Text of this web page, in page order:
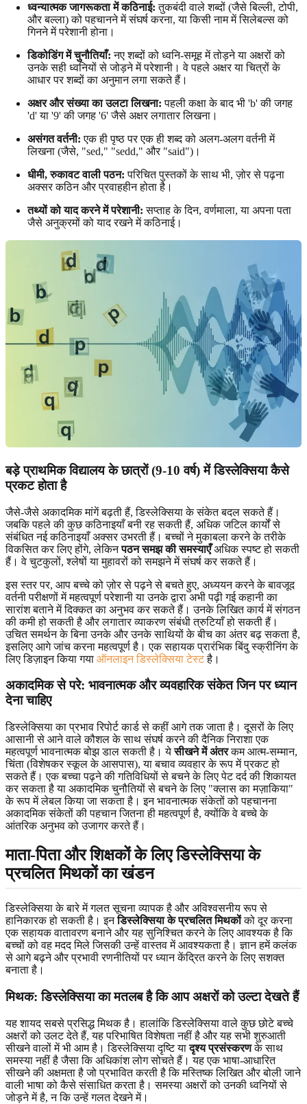
ध्वन्यात्मक जागरूकता में कठिनाई: तुकबंदी वाले शब्दों (जैसे बिल्ली, टोपी,
और बल्ला) को पहचानने में संघर्ष करना, या किसी नाम में सिलेबल्स को
गिनने में परेशानी होना।
डिकोडिंग में चुनौतियाँ: नए शब्दों को ध्वनि-समूह में तोड़ने या अक्षरों को
उनके सही ध्वनियों से जोड़ने में परेशानी। वे पहले अक्षर या चित्रों के
आधार पर शब्दों का अनुमान लगा सकते हैं।
अक्षर और संख्या का उलटा लिखना: पहली कक्षा के बाद भी 'b' की जगह
'd' या '9' की जगह '6' जैसे अक्षर लगातार लिखना।
असंगत वर्तनी: एक ही पृष्ठ पर एक ही शब्द को अलग-अलग वर्तनी में
लिखना (जैसे, "sed," "sedd," और "said")।
धीमी, रुकावट वाली पठन: परिचित पुस्तकों के साथ भी, ज़ोर से पढ़ना
अक्सर कठिन और प्रवाहहीन होता है।
तथ्यों को याद करने में परेशानी: सप्ताह के दिन, वर्णमाला, या अपना पता
जैसे अनुक्रमों को याद रखने में कठिनाई।
बड़े प्राथमिक विद्यालय के छात्रों (9-10 वर्ष) में डिस्लेक्सिया कैसे
प्रकट होता है
जैसे-जैसे अकादमिक मांगें बढ़ती हैं, डिस्लेक्सिया के संकेत बदल सकते हैं।
जबकि पहले की कुछ कठिनाइयाँ बनी रह सकती हैं, अधिक जटिल कार्यों से
संबंधित नई कठिनाइयाँ अक्सर उभरती हैं। बच्चों ने मुकाबला करने के तरीके
विकसित कर लिए होंगे, लेकिनपठन समझ की समस्याएँअधिक स्पष्ट हो सकती
हैं। वे चुटकुलों, श्लेषों या मुहावरों को समझने में संघर्ष कर सकते हैं।
इस स्तर पर, आप बच्चे को ज़ोर से पढ़ने से बचते हुए, अध्ययन करने के बावजूद
वर्तनी परीक्षणों में महत्वपूर्ण परेशानी या उनके द्वारा अभी पढ़ी गई कहानी का
सारांश बताने में दिक्कत का अनुभव कर सकते हैं। उनके लिखित कार्य में संगठन
की कमी हो सकती है और लगातार व्याकरण संबंधी त्रुटियाँ हो सकती हैं।
उचित समर्थन के बिना उनके और उनके साथियों के बीच का अंतर बढ़ सकता है,
इसलिए आगे जांच करना महत्वपूर्ण है। एक सहायक प्रारंभिक बिंदु स्क्रीनिंग के
लिए डिज़ाइन किया गया ऑनलाइन डिस्लेक्सिया टेस्टहै।
अकादमिक से परे: भावनात्मक और व्यवहारिक संकेत जिन पर ध्यान
देना चाहिए
डिस्लेक्सिया का प्रभाव रिपोर्ट कार्ड से कहीं आगे तक जाता है। दूसरों के लिए
आसानी से आने वाले कौशल के साथ संघर्ष करने की दैनिक निराशा एक
महत्वपूर्ण भावनात्मक बोझ डाल सकती है। येसीखने में अंतरकम आत्म-सम्मान,
चिंता (विशेषकर स्कूल के आसपास), या बचाव व्यवहार के रूप में प्रकट हो
सकते हैं। एक बच्चा पढ़ने की गतिविधियों से बचने के लिए पेट दर्द की शिकायत
कर सकता है या अकादमिक चुनौतियों से बचने के लिए "क्लास का मज़ाकिया"
के रूप में लेबल किया जा सकता है। इन भावनात्मक संकेतों को पहचानना
अकादमिक संकेतों की पहचान जितना ही महत्वपूर्ण है, क्योंकि वे बच्चे के
आंतरिक अनुभव को उजागर करते हैं।
माता-पिता और शिक्षकों के लिए डिस्लेक्सिया के
प्रचलित मिथकों का खंडन
डिस्लेक्सिया के बारे में गलत सूचना व्यापक है और अविश्वसनीय रूप से
हानिकारक हो सकती है। इनडिस्लेक्सिया के प्रचलित मिथकोंको दूर करना
एक सहायक वातावरण बनाने और यह सुनिश्चित करने के लिए आवश्यक है कि
बच्चों को वह मदद मिले जिसकी उन्हें वास्तव में आवश्यकता है। ज्ञान हमें कलंक
से आगे बढ़ने और प्रभावी रणनीतियों पर ध्यान केंद्रित करने के लिए सशक्त
बनाता है।
मिथक: डिस्लेक्सिया का मतलब है कि आप अक्षरों को उल्टा देखते हैं
यह शायद सबसे प्रसिद्ध मिथक है। हालांकि डिस्लेक्सिया वाले कुछ छोटे बच्चे
अक्षरों को उलट देते हैं, यह परिभाषित विशेषता नहीं है और यह सभी शुरुआती
सीखने वालों में भी आम है। डिस्लेक्सिया दृष्टि यादृश्य प्रसंस्करणके साथ
समस्या नहीं है जैसा कि अधिकांश लोग सोचते हैं। यह एक भाषा-आधारित
सीखने की अक्षमता है जो प्रभावित करती है कि मस्तिष्क लिखित और बोली जाने
वाली भाषा को कैसे संसाधित करता है। समस्या अक्षरों को उनकी ध्वनियों से
जोड़ने में है, न कि उन्हें गलत देखने में।